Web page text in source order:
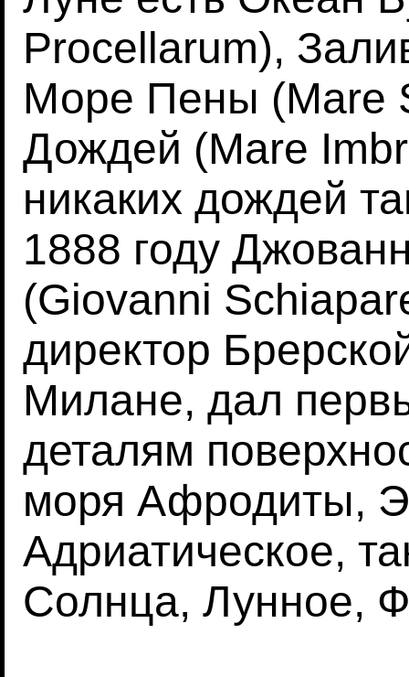
Procellarum),
Море Пены (Mare
Дождей (Mare
никаких дождей
1888 году
(Giovanni
директор
Милане, дал
деталям
моря Афродиты,
Адриатическое,
Солнца, Лунное,